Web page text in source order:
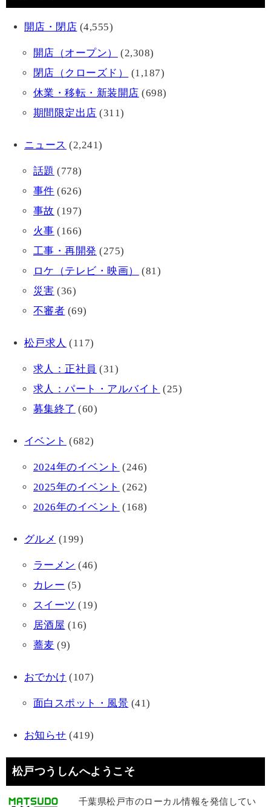
開店・閉店 (4,555)
開店（オープン）
(2,308)
閉店（クローズド）
(1,187)
休業・移転・新装開店 (698)
期間限定出店 (311)
ニュース (2,241)
話題 (778)
事件 (626)
事故 (197)
火事 (166)
工事・再開発 (275)
ロケ（テレビ・映画）
(81)
災害 (36)
不審者 (69)
松戸求人 (117)
求人：正社員 (31)
求人：パート・アルバイト (25)
募集終了 (60)
イベント (682)
2024年のイベント (246)
2025年のイベント (262)
2026年のイベント (168)
グルメ (199)
ラーメン (46)
カレー (5)
スイーツ (19)
居酒屋 (16)
蕎麦 (9)
おでかけ (107)
面白スポット・風景 (41)
お知らせ (419)
松戸つうしんへようこそ
千葉県松戸市のローカル情報を発信してい